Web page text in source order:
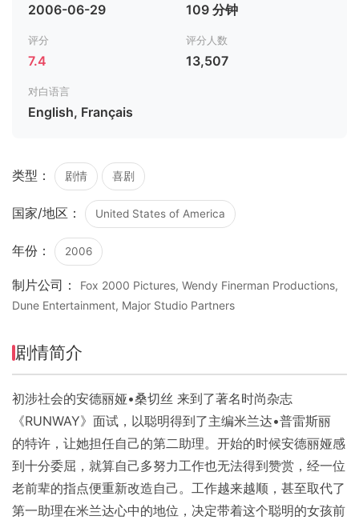
2006-06-29 109 分钟
评分
7.4
评分人数
13,507
对白语言
English, Français
类型： 剧情 喜剧
国家/地区： United States of America
年份： 2006
制片公司：
Fox 2000 Pictures, Wendy Finerman Productions,
Dune Entertainment, Major Studio Partners
剧情简介
初涉社会的安德丽娅•桑切丝 来到了著名时尚杂志
《RUNWAY》面试，以聪明得到了主编米兰达•普雷斯丽
的特许，让她担任自己的第二助理。开始的时候安德丽娅感
到十分委屈，就算自己多努力工作也无法得到赞赏，经一位
老前辈的指点便重新改造自己。工作越来越顺，甚至取代了
第一助理在米兰达心中的地位，决定带着这个聪明的女孩前